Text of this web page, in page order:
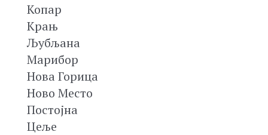
Копар
Крањ
Љубљана
Марибор
Нова Горица
Ново Место
Постојна
Цеље